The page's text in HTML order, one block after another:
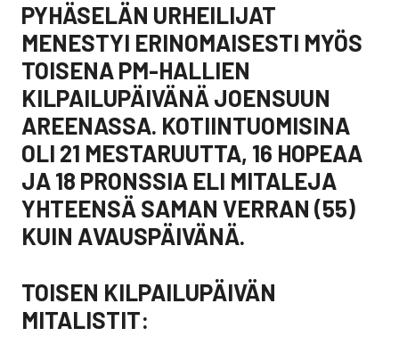
PYHÄSELÄN URHEILIJAT
MENESTYI ERINOMAISESTI MYÖS
TOISENA PM-HALLIEN
KILPAILUPÄIVÄNÄ JOENSUUN
AREENASSA. KOTIINTUOMISINA
OLI 21 MESTARUUTTA, 16 HOPEAA
JA 18 PRONSSIA ELI MITALEJA
YHTEENSÄ SAMAN VERRAN (55)
KUIN AVAUSPÄIVÄNÄ.
TOISEN KILPAILUPÄIVÄN
MITALISTIT: